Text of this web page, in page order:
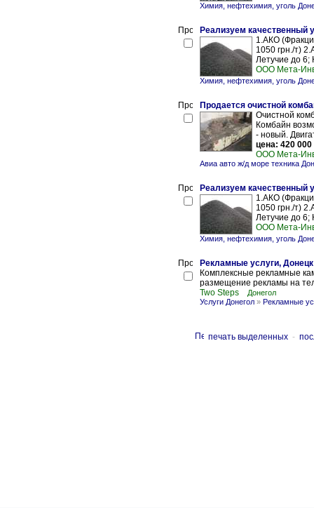
Химия, нефтехимия, уголь
Реализуем
1.АКО
1050 грн./т)
Летучие до 6;
ООО Мета-
Химия, нефтехимия, уголь
Продается очистной
Очистной
Комбайн
- новый.
цена: 420 000
ООО Мета-
Авиа авто ж/д море техника
Реализуем
1.АКО
1050 грн./т)
Летучие до 6;
ООО Мета-
Химия, нефтехимия, уголь
Рекламные услуги, Донецк
Комплексные рекламные
размещение рекламы на
Two Steps
Донегол
Услуги Донегол » Рекламные
печать выделенных -